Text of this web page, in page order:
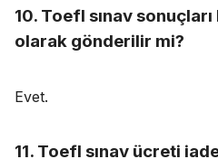
10. Toefl sınav
olarak gönderilir mi?
Evet.
11. Toefl sınav ücreti